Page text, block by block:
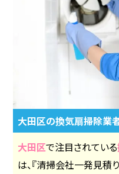
大田区の換気扇掃除
大田区で注目されている
は、『清掃会社一発見積